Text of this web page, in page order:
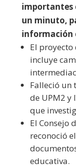
importantes
un minuto,
información
El proyecto
incluye
Falleció un
de UPM2 y
que
El Consejo
reconoció
educativa.